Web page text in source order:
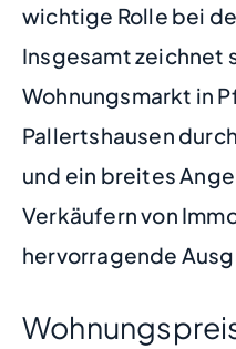
wichtige Rolle bei
Insgesamt zeichnet
Wohnungsmarkt in
Pallertshausen
und ein breites
Verkäufern von
hervorragende